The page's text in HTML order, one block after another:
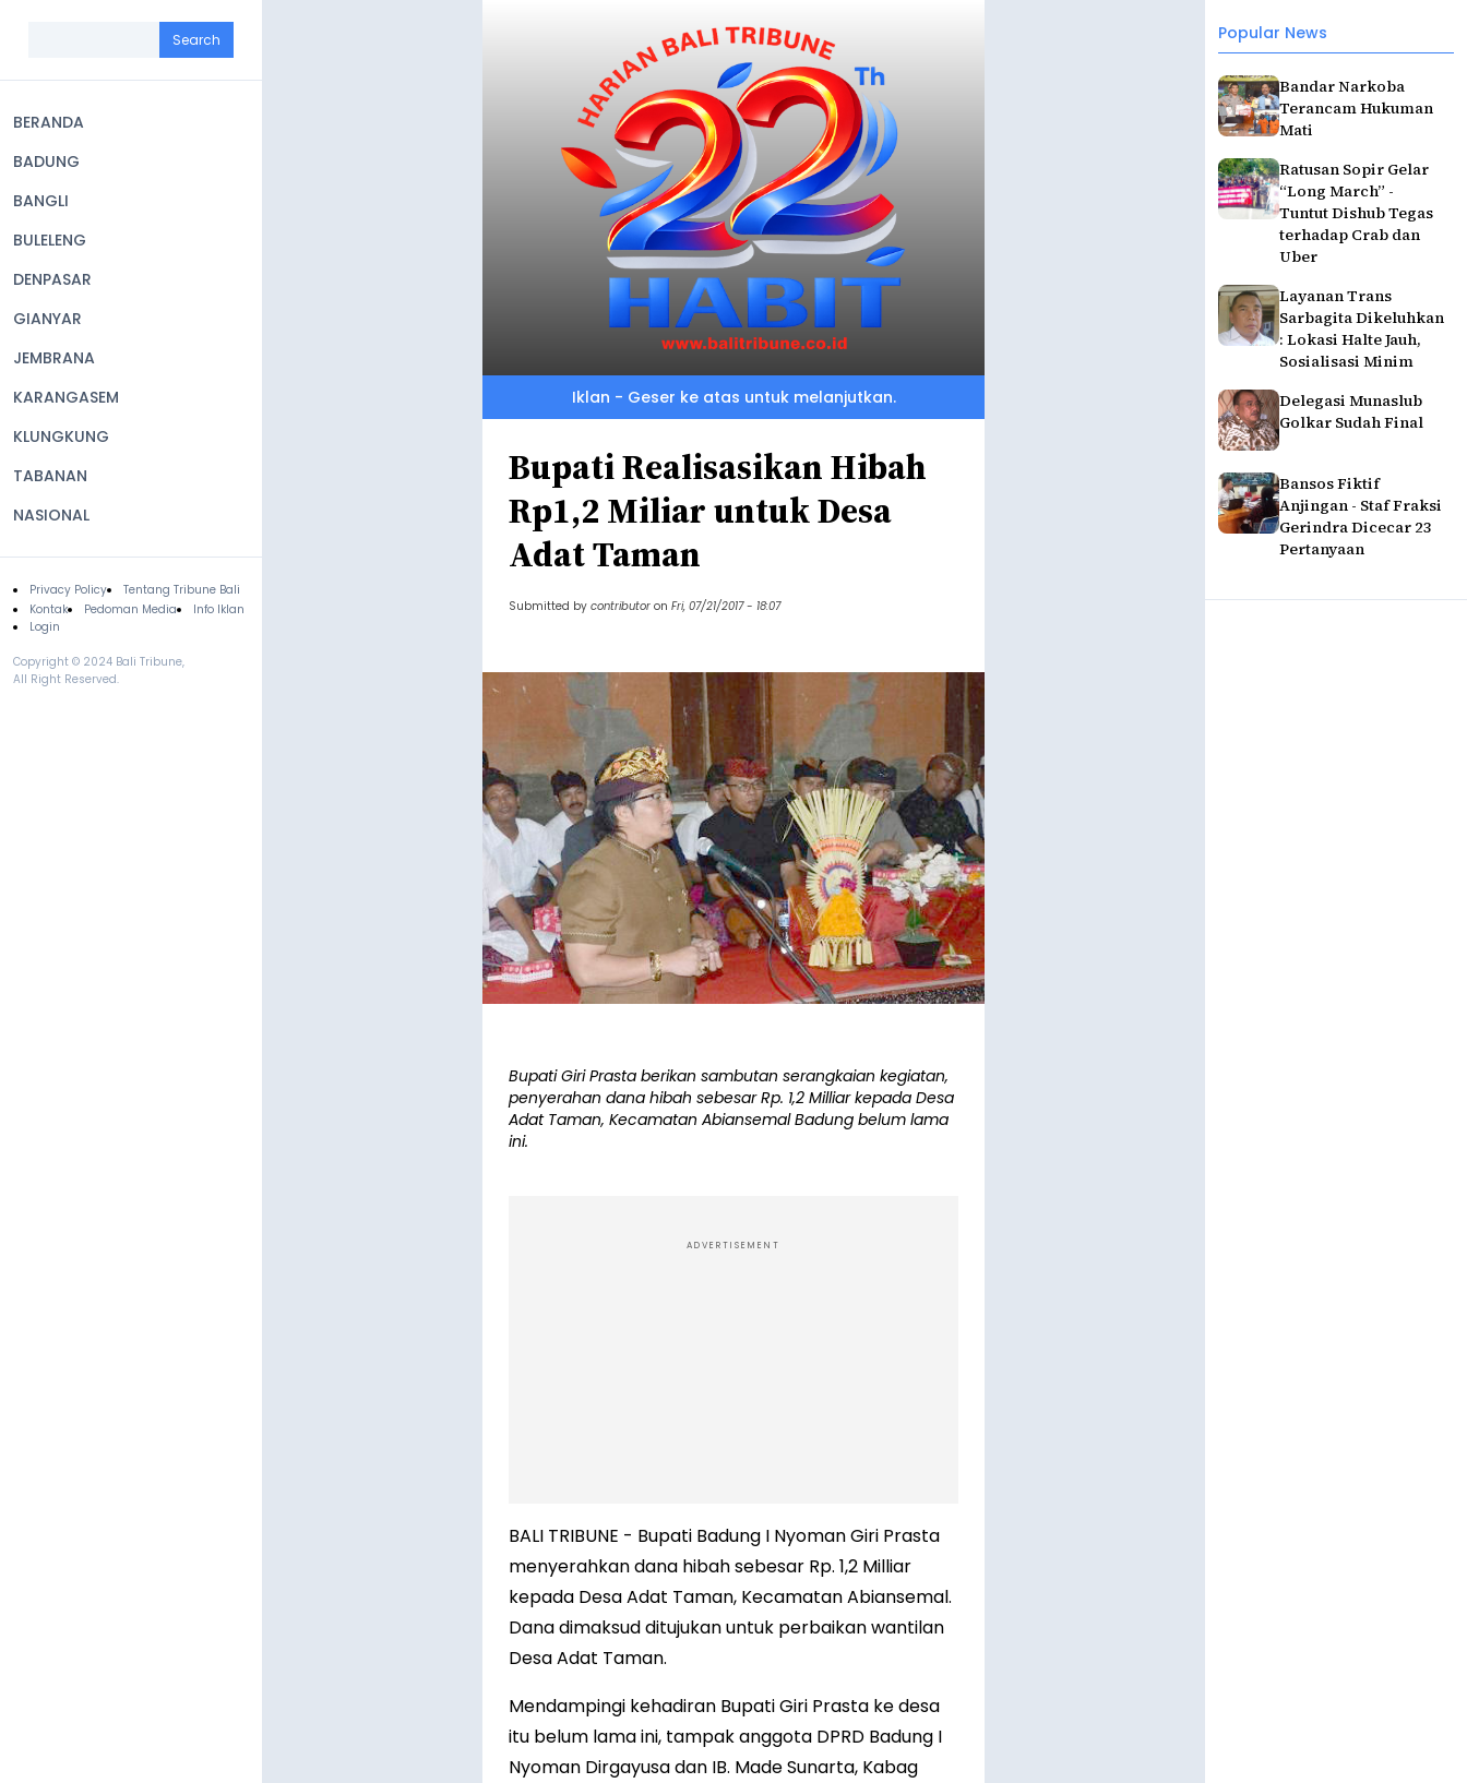
navigation
BERANDA
BADUNG
BANGLI
BULELENG
DENPASAR
GIANYAR
JEMBRANA
KARANGASEM
KLUNGKUNG
TABANAN
NASIONAL
Footer
Privacy Policy
Tentang Tribune Bali
Kontak
Pedoman Media
Info Iklan
Login
Copyright © 2024 Bali Tribune,
All Right Reserved.
Popular News
Bandar Narkoba
Terancam Hukuman
Mati
Ratusan Sopir Gelar
“Long March” -
Tuntut Dishub Tegas
terhadap Crab dan
Uber
Layanan Trans
Sarbagita Dikeluhkan
: Lokasi Halte Jauh,
Sosialisasi Minim
Delegasi Munaslub
Golkar Sudah Final
Bansos Fiktif
Anjingan - Staf Fraksi
Gerindra Dicecar 23
Pertanyaan
Iklan - Geser ke atas untuk melanjutkan.
Bupati Realisasikan Hibah
Rp1,2 Miliar untuk Desa
Adat Taman
Submitted by contributor on Fri, 07/21/2017 - 18:07
Bupati Giri Prasta berikan sambutan serangkaian kegiatan,
penyerahan dana hibah sebesar Rp. 1,2 Milliar kepada Desa
Adat Taman, Kecamatan Abiansemal Badung belum lama
ini.
ADVERTISEMENT
BALI TRIBUNE - Bupati Badung I Nyoman Giri Prasta
menyerahkan dana hibah sebesar Rp. 1,2 Milliar
kepada Desa Adat Taman, Kecamatan Abiansemal.
Dana dimaksud ditujukan untuk perbaikan wantilan
Desa Adat Taman.
Mendampingi kehadiran Bupati Giri Prasta ke desa
itu belum lama ini, tampak anggota DPRD Badung I
Nyoman Dirgayusa dan IB. Made Sunarta, Kabag